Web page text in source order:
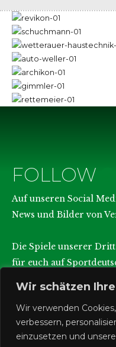
Wir schätzen
Wir verwenden
verbessern,
einzusetzen und
FOLLOW
Auf unseren Social
News und Bilder von
Die Spiele unserer
für euch auf